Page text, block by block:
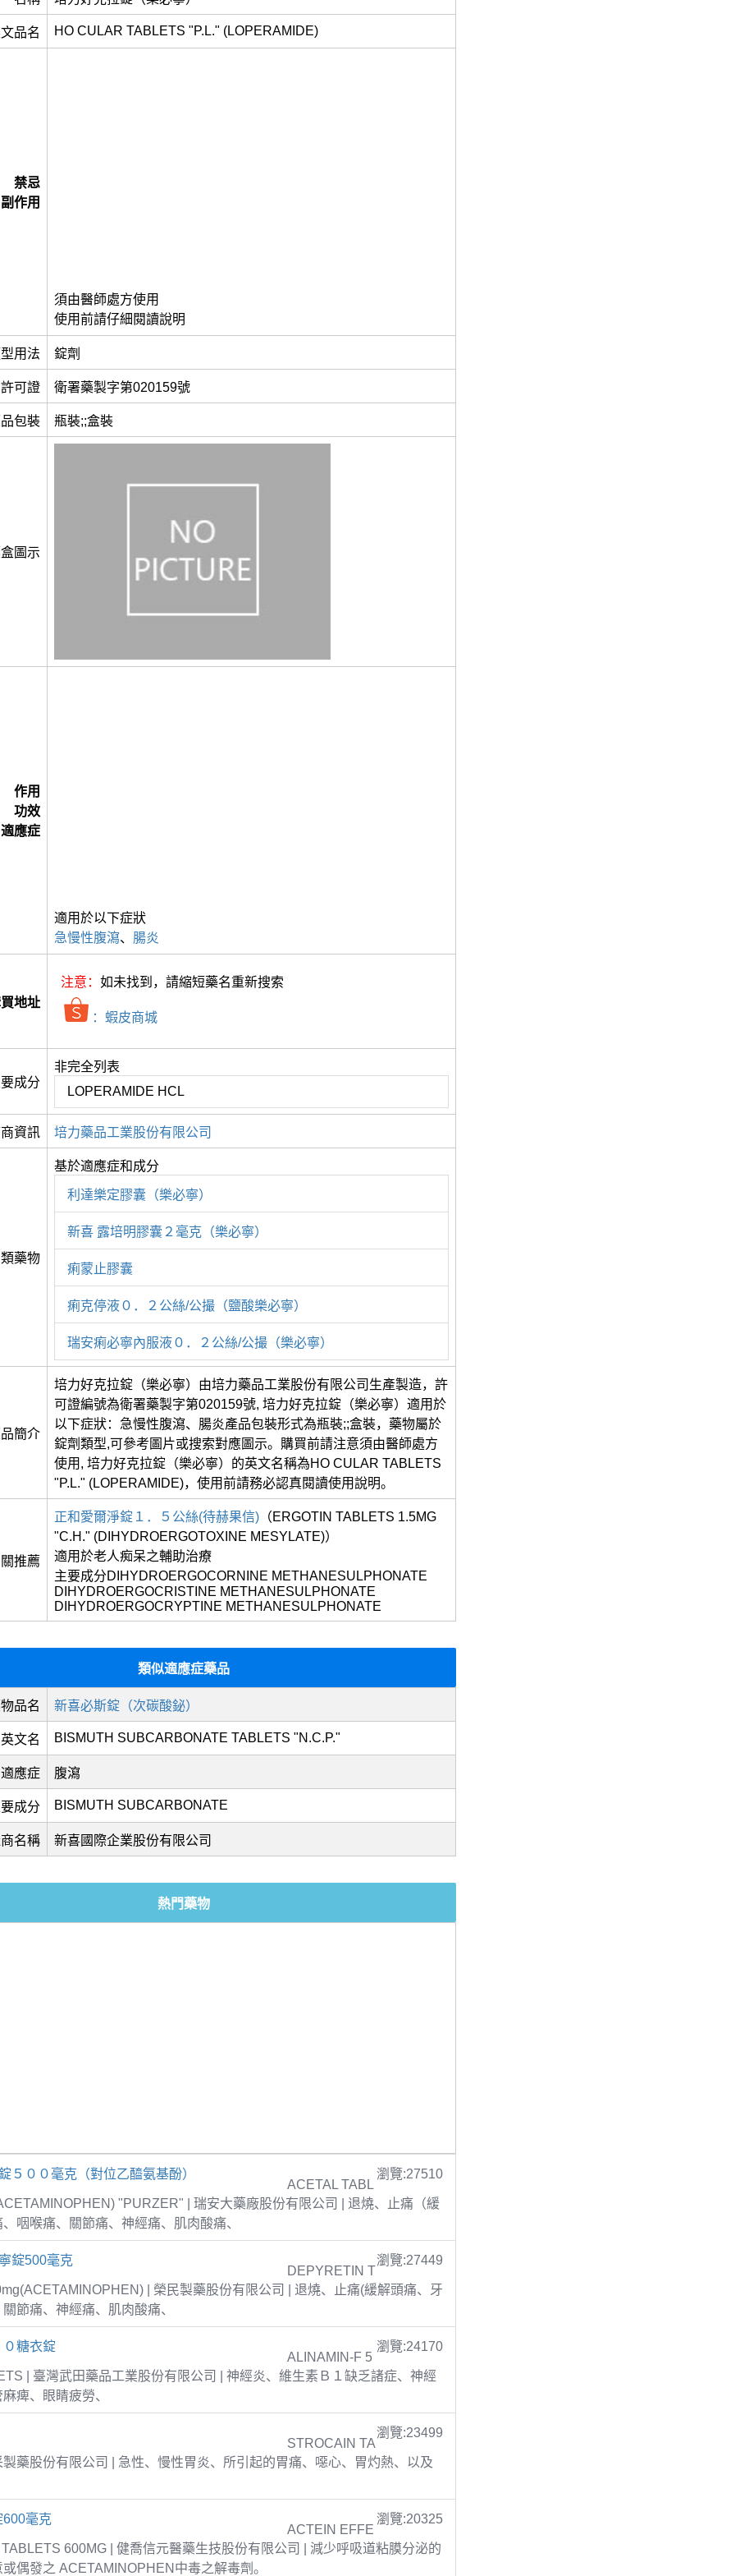
品名 HO CULAR TABLETS "P.L." (LOPERAMIDE)
禁忌
副作用
須由醫師處方使用
使用前請仔細閱讀說明
用法 錠劑
許可證 衛署藥製字第020159號
包裝 瓶裝;;盒裝
圖示
作用
功效
適應症
適用於以下症狀
急慢性腹瀉、 腸炎
地址
注意： 如未找到，請縮短藥名重新搜索
：蝦皮商城
成分
非完全列表
LOPERAMIDE HCL
資訊 培力藥品工業股份有限公司
藥物
基於適應症和成分
利達樂定膠囊（樂必寧）
新喜 露培明膠囊２毫克（樂必寧）
痢蒙止膠囊
痢克停液０．２公絲/公撮（鹽酸樂必寧）
瑞安痢必寧內服液０．２公絲/公撮（樂必寧）
簡介
培力好克拉錠（樂必寧）由培力藥品工業股份有限公司生產製造，許
可證編號為衛署藥製字第020159號, 培力好克拉錠（樂必寧）適用於
以下症狀：急慢性腹瀉、腸炎產品包裝形式為瓶裝;;盒裝，藥物屬於
錠劑類型,可參考圖片或搜索對應圖示。購買前請注意須由醫師處方
使用, 培力好克拉錠（樂必寧）的英文名稱為HO CULAR TABLETS
"P.L." (LOPERAMIDE)，使用前請務必認真閱讀使用說明。
推薦
正和愛爾淨錠１．５公絲(待赫果信) （ERGOTIN TABLETS 1.5MG
"C.H." (DIHYDROERGOTOXINE MESYLATE)）
適用於老人痴呆之輔助治療
主要成分DIHYDROERGOCORNINE METHANESULPHONATE
DIHYDROERGOCRISTINE METHANESULPHONATE
DIHYDROERGOCRYPTINE METHANESULPHONATE
類似適應症藥品
品名 新喜必斯錠（次碳酸鉍）
英文名 BISMUTH SUBCARBONATE TABLETS "N.C.P."
適應症 腹瀉
成分 BISMUTH SUBCARBONATE
名稱 新喜國際企業股份有限公司
熱門藥物
５００毫克（對位乙醯氨基酚） 瀏覽:27510
ACETAL TABL
"PURZER" | 瑞安大藥廠股份有限公司 | 退燒、止痛（緩
咽喉痛、關節痛、神經痛、肌肉酸痛、
錠500毫克 瀏覽:27449
DEPYRETIN T
| 榮民製藥股份有限公司 | 退燒、止痛(緩解頭痛、牙
節痛、神經痛、肌肉酸痛、
糖衣錠 瀏覽:24170
ALINAMIN-F 5
| 臺灣武田藥品工業股份有限公司 | 神經炎、維生素Ｂ１缺乏諸症、神經
痺、眼睛疲勞、
瀏覽:23499
STROCAIN TA
藥股份有限公司 | 急性、慢性胃炎、所引起的胃痛、噁心、胃灼熱、以及
600毫克 瀏覽:20325
ACTEIN EFFE
600MG | 健喬信元醫藥生技股份有限公司 | 減少呼吸道粘膜分泌的
偶發之 ACETAMINOPHEN中毒之解毒劑。